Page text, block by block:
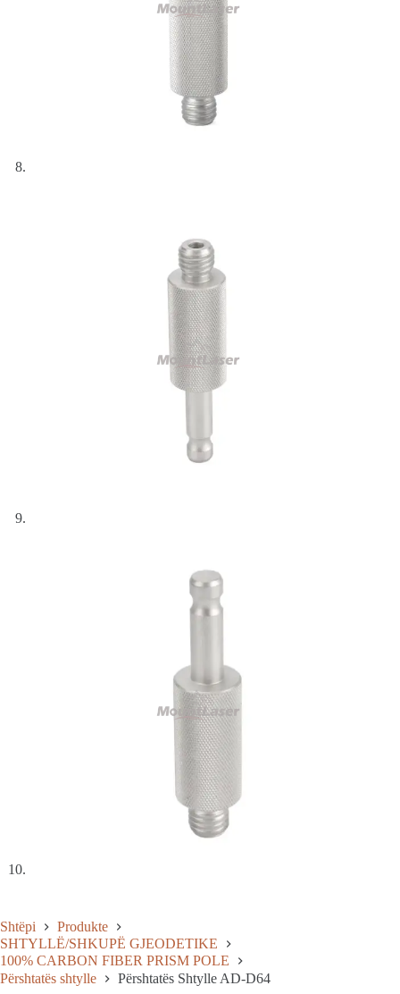
Shtëpi
Produkte
SHTYLLË/SHKUPË GJEODETIKE
100% CARBON FIBER PRISM POLE
Përshtatës shtylle
Përshtatës Shtylle AD-D64